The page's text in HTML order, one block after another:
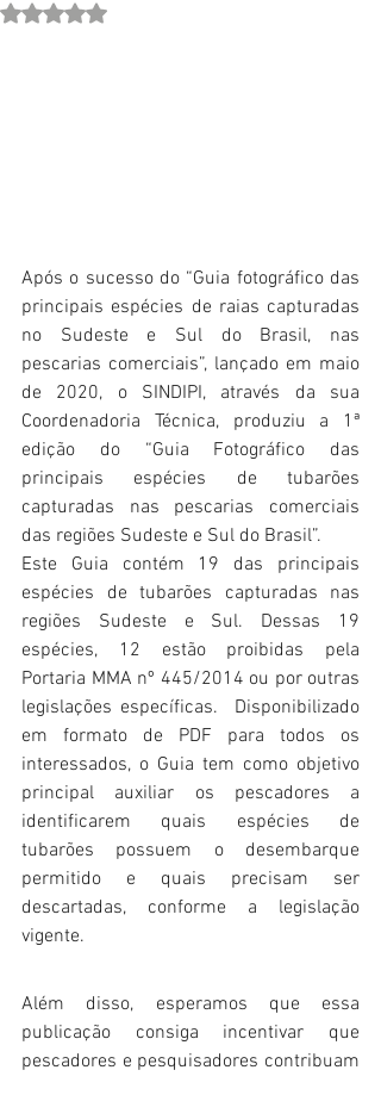
Avaliado com NaN de 5 estrelas.
Após o sucesso do “Guia fotográfico das
principais espécies de raias capturadas
no Sudeste e Sul do Brasil, nas
pescarias comerciais”, lançado em maio
de 2020, o SINDIPI, através da sua
Coordenadoria Técnica, produziu a 1ª
edição do “Guia Fotográfico das
principais espécies de tubarões
capturadas nas pescarias comerciais
das regiões Sudeste e Sul do Brasil”.
Este Guia contém 19 das principais
espécies de tubarões capturadas nas
regiões Sudeste e Sul. Dessas 19
espécies, 12 estão proibidas pela
Portaria MMA nº 445/2014 ou por outras
legislações específicas.  Disponibilizado
em formato de PDF para todos os
interessados, o Guia tem como objetivo
principal auxiliar os pescadores a
identificarem quais espécies de
tubarões possuem o desembarque
permitido e quais precisam ser
descartadas, conforme a legislação
vigente.
Além disso, esperamos que essa
publicação consiga incentivar que
pescadores e pesquisadores contribuam